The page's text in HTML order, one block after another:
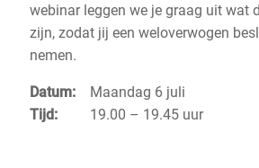
webinar leggen we je graag uit wat
zijn, zodat jij een weloverwogen
nemen.
Datum: Maandag 6 juli
Tijd: 19.00 – 19.45 uur